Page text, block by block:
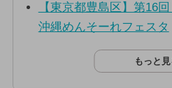
【東京都豊島区】第16
沖縄めんそーれフェスタ
もっと見